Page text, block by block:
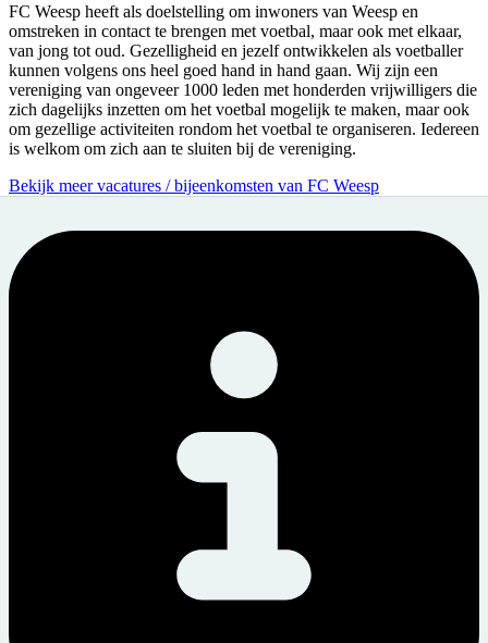
FC Weesp heeft als doelstelling om inwoners van Weesp en
omstreken in contact te brengen met voetbal, maar ook met elkaar,
van jong tot oud. Gezelligheid en jezelf ontwikkelen als voetballer
kunnen volgens ons heel goed hand in hand gaan. Wij zijn een
vereniging van ongeveer 1000 leden met honderden vrijwilligers die
zich dagelijks inzetten om het voetbal mogelijk te maken, maar ook
om gezellige activiteiten rondom het voetbal te organiseren. Iedereen
is welkom om zich aan te sluiten bij de vereniging.
Bekijk meer vacatures / bijeenkomsten van FC Weesp